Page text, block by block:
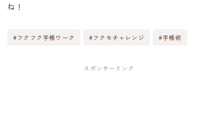
ね！
#フクフク手帳ワーク #フクモチャレンジ #手帳術
スポンサーリンク